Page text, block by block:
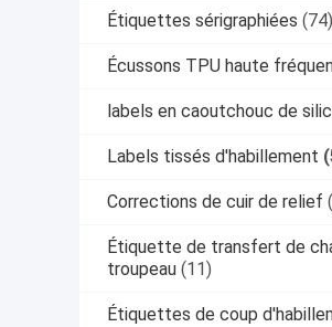
Étiquettes sérigraphiées (74)
Écussons TPU haute
labels en caoutchouc de
Labels tissés d'habillement
Corrections de cuir de relief
Étiquette de transfert de
troupeau (11)
Étiquettes de coup